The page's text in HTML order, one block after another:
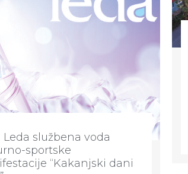
Leda službena voda
sportske
“Kakanjski dani